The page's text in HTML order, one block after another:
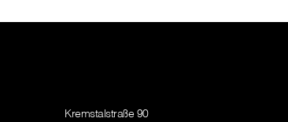
Kremstalstraße 90